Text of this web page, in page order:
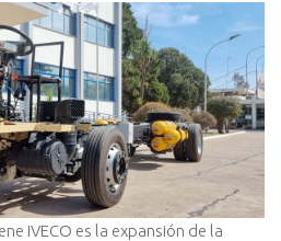
IVECO es la expansión de la